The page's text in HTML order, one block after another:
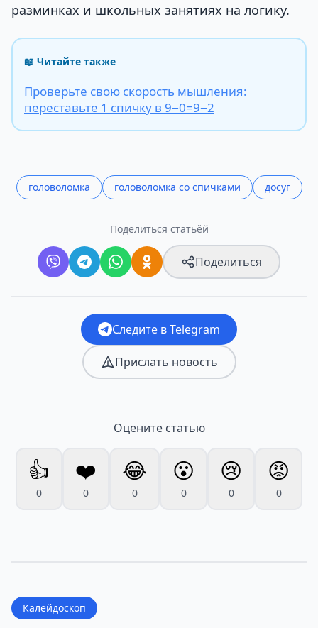
разминках и школьных занятиях на логику.
📖 Читайте также
Проверьте свою скорость мышления:
переставьте 1 спичку в 9−0=9−2
головоломка головоломка со спичками досуг
Поделиться статьёй
Поделиться
Следите в Telegram
Прислать новость
Оцените статью
👍
0
❤️
0
😂
0
😮
0
😢
0
😡
0
Калейдоскоп